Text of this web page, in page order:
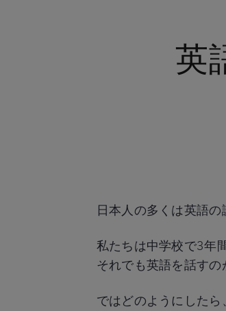
英
日本人の多くは英語
私たちは中学校で3年
それでも英語を話す
ではどのようにした